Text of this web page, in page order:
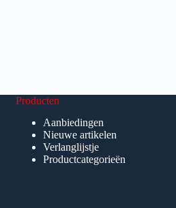
Producten
Aanbiedingen
Nieuwe artikelen
Verlanglijstje
Productcategorieën